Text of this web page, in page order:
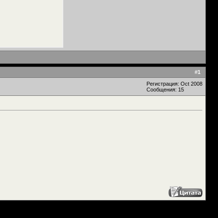
#1
Регистрация: Oct 2008
Сообщения: 15